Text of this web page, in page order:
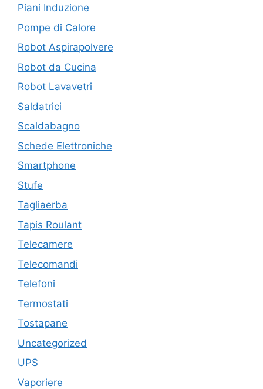
Piani Induzione
Pompe di Calore
Robot Aspirapolvere
Robot da Cucina
Robot Lavavetri
Saldatrici
Scaldabagno
Schede Elettroniche
Smartphone
Stufe
Tagliaerba
Tapis Roulant
Telecamere
Telecomandi
Telefoni
Termostati
Tostapane
Uncategorized
UPS
Vaporiere